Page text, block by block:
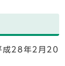
成28年2月20